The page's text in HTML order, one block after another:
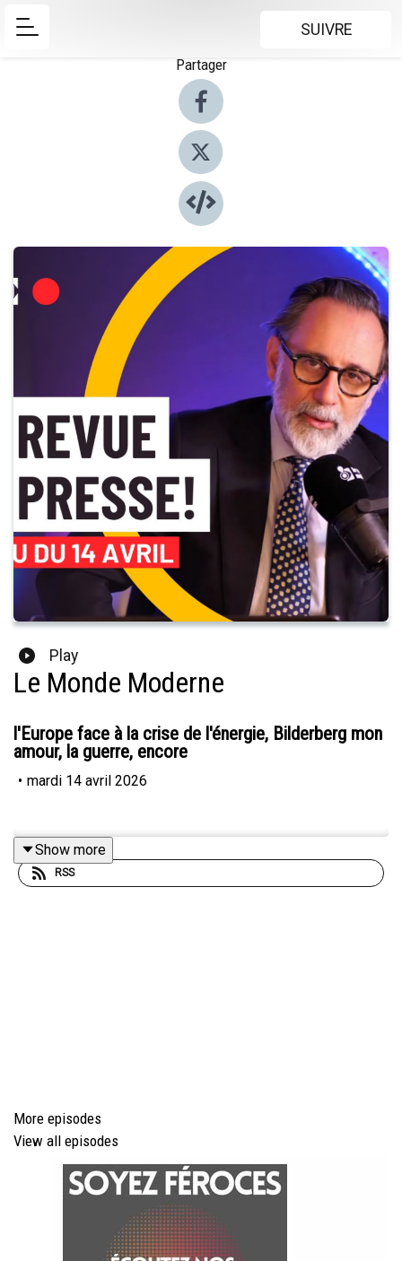
SUIVRE
Partager
Play
Le Monde Moderne
l'Europe face à la crise de l'énergie, Bilderberg mon
amour, la guerre, encore
• mardi 14 avril 2026
Show more
RSS
More episodes
View all episodes